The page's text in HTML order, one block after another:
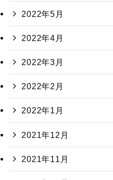
2022年5月
2022年4月
2022年3月
2022年2月
2022年1月
2021年12月
2021年11月